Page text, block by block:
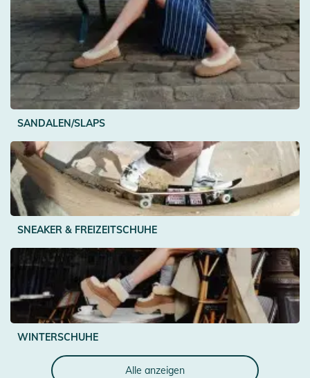
SANDALEN/SLAPS
SNEAKER & FREIZEITSCHUHE
WINTERSCHUHE
Alle anzeigen